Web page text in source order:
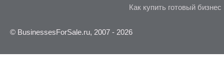
Как купить готовый бизнес
© BusinessesForSale.ru, 2007 - 2026